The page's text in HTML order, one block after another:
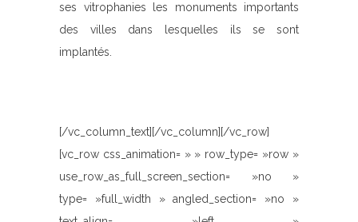
ses vitrophanies les monuments importants
des villes dans lesquelles ils se sont
implantés.
[/vc_column_text][/vc_column][/vc_row]
[vc_row css_animation= » » row_type= »row »
use_row_as_full_screen_section= »no »
type= »full_width » angled_section= »no »